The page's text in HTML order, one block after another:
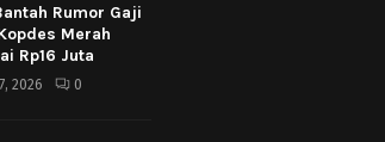
Rumor Gaji
Merah
Rp16 Juta
2026 0